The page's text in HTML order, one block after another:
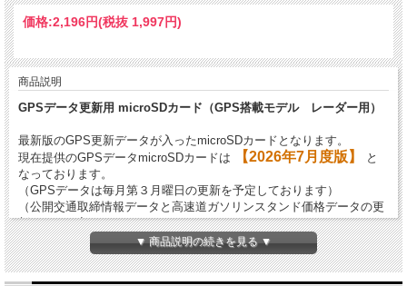
価格:2,196円(税抜 1,997円)
商品説明
GPSデータ更新用 microSDカード（GPS搭載モデル レーダー用）
最新版のGPS更新データが入ったmicroSDカードとなります。
現在提供のGPSデータmicroSDカードは
【2026年7月度版】
と
なっております。
（GPSデータは毎月第３月曜日の更新を予定しております）
（公開交通取締情報データと高速道ガソリンスタンド価格データの更
新データは入っておりません）
GPSデータ更新はMyCellstarから無料でダウンロードが可能です。ぜ
ひご利用ください。
▼ 商品説明の続きを見る ▼